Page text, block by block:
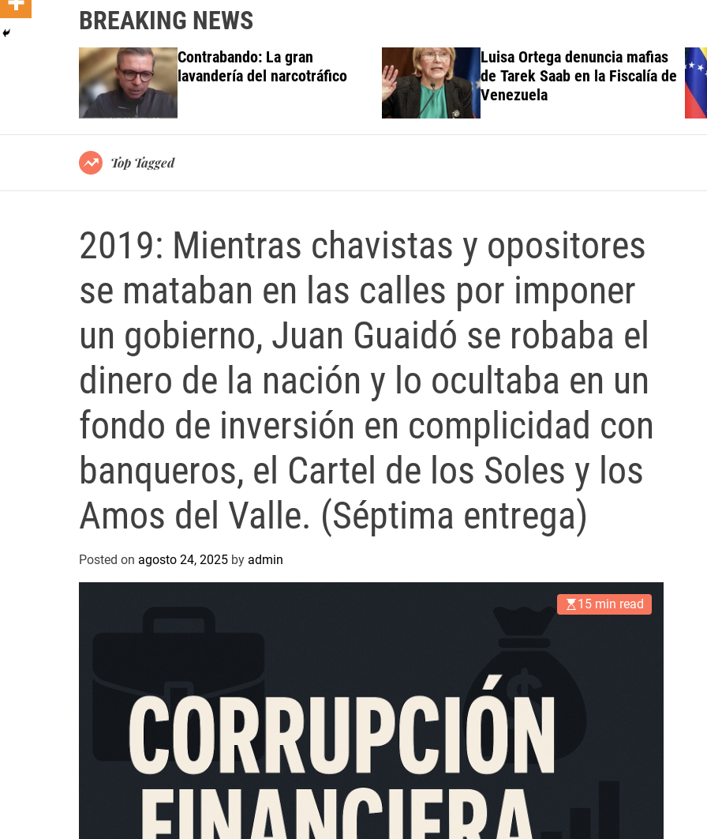
BREAKING NEWS
Contrabando: La gran
lavandería del narcotráfico
Luisa Ortega denuncia mafias
de Tarek Saab en la Fiscalía de
Venezuela
Top Tagged
2019: Mientras chavistas y opositores
se mataban en las calles por imponer
un gobierno, Juan Guaidó se robaba el
dinero de la nación y lo ocultaba en un
fondo de inversión en complicidad con
banqueros, el Cartel de los Soles y los
Amos del Valle. (Séptima entrega)
Posted on agosto 24, 2025 by admin
15 min read